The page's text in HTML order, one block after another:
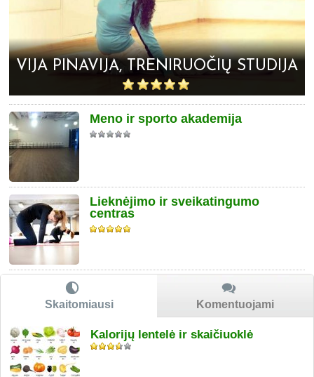
VIJA PINAVIJA, TRENIRUOČIŲ STUDIJA
Meno ir sporto akademija
Lieknėjimo ir sveikatingumo
centras
Skaitomiausi Komentuojami
Kalorijų lentelė ir skaičiuoklė